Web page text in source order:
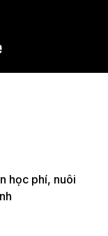
học phí, nuôi